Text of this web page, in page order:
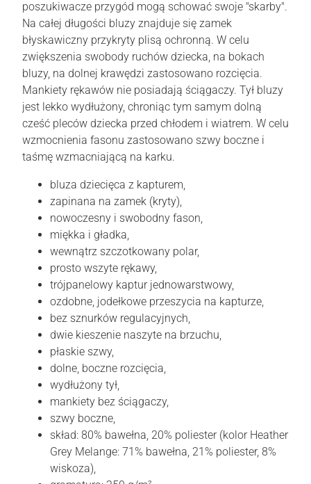
poszukiwacze przygód mogą schować swoje "skarby".
Na całej długości bluzy znajduje się zamek
błyskawiczny przykryty plisą ochronną. W celu
zwiększenia swobody ruchów dziecka, na bokach
bluzy, na dolnej krawędzi zastosowano rozcięcia.
Mankiety rękawów nie posiadają ściągaczy. Tył bluzy
jest lekko wydłużony, chroniąc tym samym dolną
cześć pleców dziecka przed chłodem i wiatrem. W celu
wzmocnienia fasonu zastosowano szwy boczne i
taśmę wzmacniającą na karku.
bluza dziecięca z kapturem,
zapinana na zamek (kryty),
nowoczesny i swobodny fason,
miękka i gładka,
wewnątrz szczotkowany polar,
prosto wszyte rękawy,
trójpanelowy kaptur jednowarstwowy,
ozdobne, jodełkowe przeszycia na kapturze,
bez sznurków regulacyjnych,
dwie kieszenie naszyte na brzuchu,
płaskie szwy,
dolne, boczne rozcięcia,
wydłużony tył,
mankiety bez ściągaczy,
szwy boczne,
skład: 80% bawełna, 20% poliester (kolor Heather
Grey Melange: 71% bawełna, 21% poliester, 8%
wiskoza),